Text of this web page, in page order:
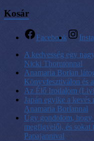
Kosár
Facebook
A kedvesség egy
Nicki Thorntonnal
Anamaria Borlan
Könyvfesztiválon és
Az Élő Irodalom
Japán egyike a
Anamaria Borlannal
Úgy gondolom, hogy
megfigyelői, és
Papajannival